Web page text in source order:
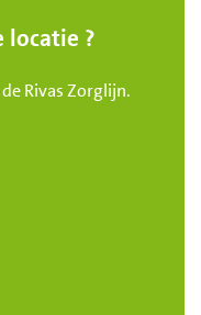
locatie ?
Rivas Zorglijn.